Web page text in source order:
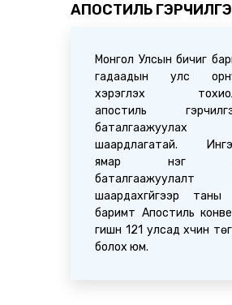
АПОСТИЛЬ
Монгол Улсын бичиг
гадаадын улс
хэрэглэх
апостиль
баталгаажуулах
шаардлагатай.
ямар нэг
баталгаажуулалт
шаардахгүйгээр таны
баримт Апостиль
гишүүн 121 улсад хүчин
болох юм.